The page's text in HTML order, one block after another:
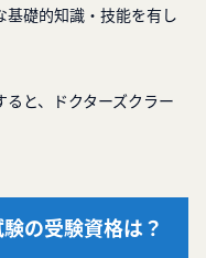
礎的知識・技能を有し
と、ドクターズクラー
の受験資格は？